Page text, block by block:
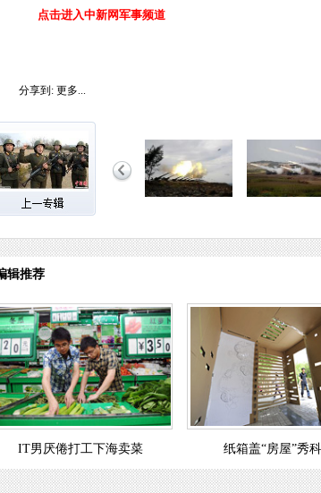
点击进入中新网军事频道
分享到: 更多...
辑推荐
IT男厌倦打工下海卖菜 纸箱盖“房屋”秀